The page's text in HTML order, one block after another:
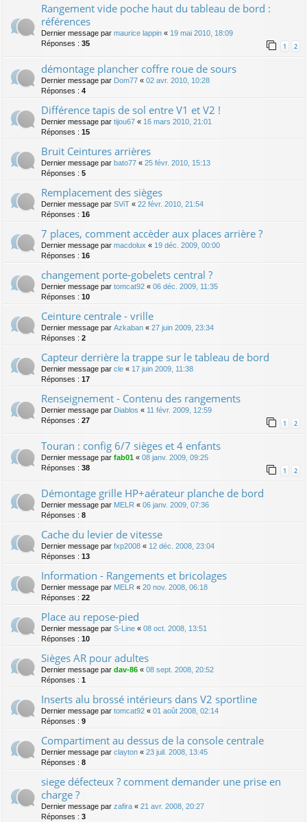
Rangement vide poche haut du tableau de bord :
références
Dernier message par maurice lappin « 19 mai 2010, 18:09
Réponses : 35 1 2
démontage plancher coffre roue de sours
Dernier message par Dom77 « 02 avr. 2010, 10:28
Réponses : 4
Différence tapis de sol entre V1 et V2 !
Dernier message par tijou67 « 16 mars 2010, 21:01
Réponses : 15
Bruit Ceintures arrières
Dernier message par bato77 « 25 févr. 2010, 15:13
Réponses : 5
Remplacement des sièges
Dernier message par SViT « 22 févr. 2010, 21:54
Réponses : 16
7 places, comment accèder aux places arrière ?
Dernier message par macdolux « 19 déc. 2009, 00:00
Réponses : 16
changement porte-gobelets central ?
Dernier message par tomcat92 « 06 déc. 2009, 11:35
Réponses : 10
Ceinture centrale - vrille
Dernier message par Azkaban « 27 juin 2009, 23:34
Réponses : 2
Capteur derrière la trappe sur le tableau de bord
Dernier message par cle « 17 juin 2009, 11:38
Réponses : 17
Renseignement - Contenu des rangements
Dernier message par Diablos « 11 févr. 2009, 12:59
Réponses : 27 1 2
Touran : config 6/7 sièges et 4 enfants
Dernier message par fab01 « 08 janv. 2009, 09:25
Réponses : 38 1 2
Démontage grille HP+aérateur planche de bord
Dernier message par MELR « 06 janv. 2009, 07:36
Réponses : 8
Cache du levier de vitesse
Dernier message par fxp2008 « 12 déc. 2008, 23:04
Réponses : 13
Information - Rangements et bricolages
Dernier message par MELR « 20 nov. 2008, 06:18
Réponses : 22
Place au repose-pied
Dernier message par S-Line « 08 oct. 2008, 13:51
Réponses : 10
Sièges AR pour adultes
Dernier message par dav-86 « 08 sept. 2008, 20:52
Réponses : 1
Inserts alu brossé intérieurs dans V2 sportline
Dernier message par tomcat92 « 01 août 2008, 02:14
Réponses : 9
Compartiment au dessus de la console centrale
Dernier message par clayton « 23 juil. 2008, 13:45
Réponses : 8
siege défecteux ? comment demander une prise en
charge ?
Dernier message par zafira « 21 avr. 2008, 20:27
Réponses : 3